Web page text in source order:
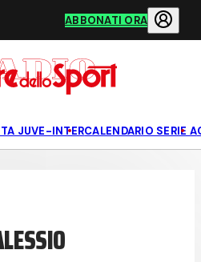
ABBONATI ORA
JUVE-INTERCALENDARIO SERIE A